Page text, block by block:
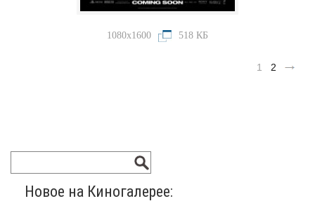
1080x1600 518 КБ
1 2
Новое на Киногалерее: